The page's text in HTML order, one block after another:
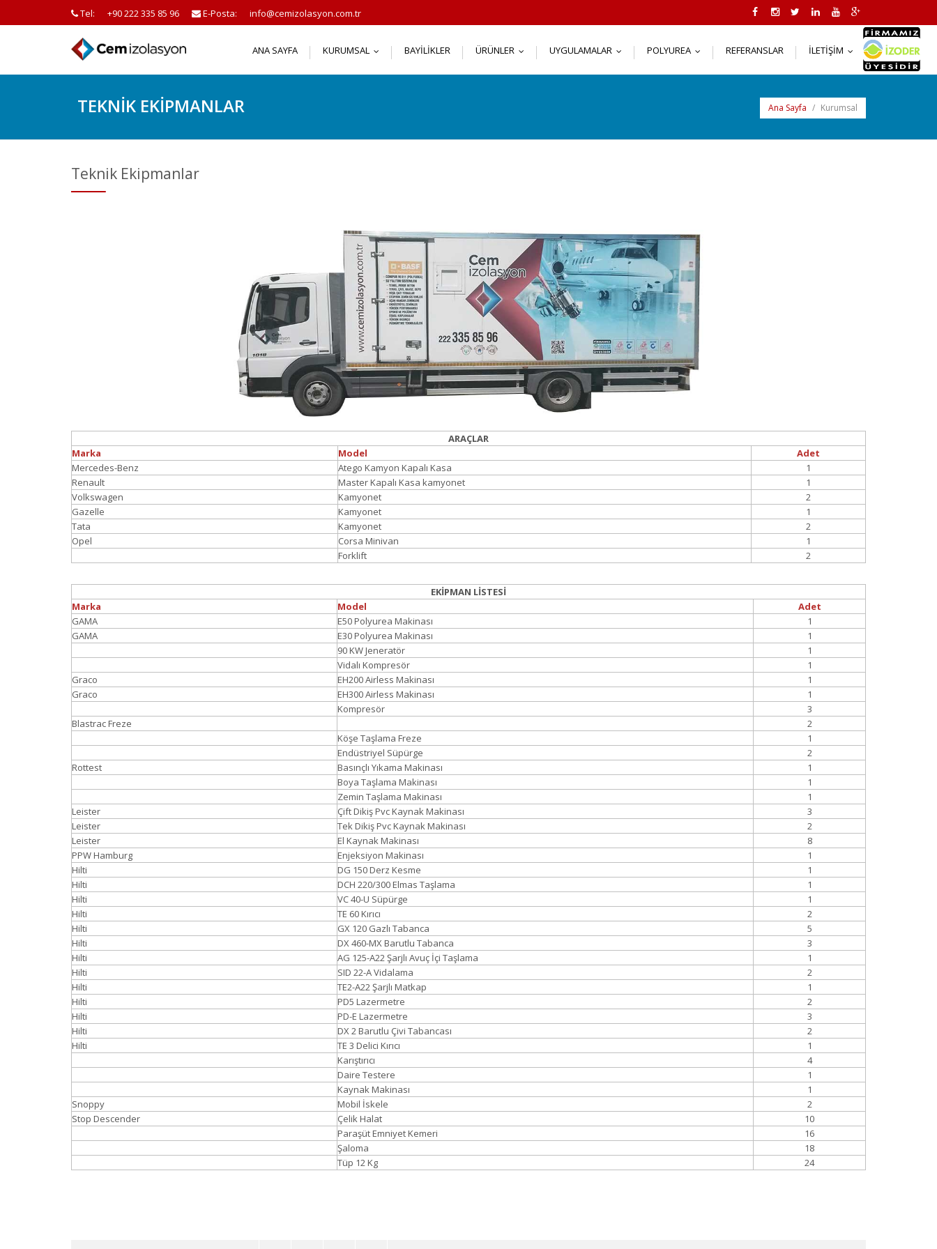
Tel: +90 222 335 85 96 E-Posta: info@cemizolasyon.com.tr
ANA SAYFA KURUMSAL BAYILIKLER ÜRÜNLER UYGULAMALAR POLYUREA REFERANSLAR İLETIŞIM
TEKNIK EKIPMANLAR Ana Sayfa / Kurumsal
Teknik Ekipmanlar
ARAÇLAR
Marka
Model
Adet
Mercedes-Benz
Atego Kamyon Kapalı Kasa
1
Renault
Master Kapalı Kasa kamyonet
1
Volkswagen
Kamyonet
2
Gazelle
Kamyonet
1
Tata
Kamyonet
2
Opel
Corsa Minivan
1
Forklift
2
EKİPMAN LİSTESİ
Marka
Model
Adet
GAMA
E50 Polyurea Makinası
1
GAMA
E30 Polyurea Makinası
1
90 KW Jeneratör
1
Vidalı Kompresör
1
Graco
EH200 Airless Makinası
1
Graco
EH300 Airless Makinası
1
Kompresör
3
Blastrac Freze
2
Köşe Taşlama Freze
1
Endüstriyel Süpürge
2
Rottest
Basınçlı Yıkama Makinası
1
Boya Taşlama Makinası
1
Zemin Taşlama Makinası
1
Leister
Çift Dikiş Pvc Kaynak Makinası
3
Leister
Tek Dikiş Pvc Kaynak Makinası
2
Leister
El Kaynak Makinası
8
PPW Hamburg
Enjeksiyon Makinası
1
Hilti
DG 150 Derz Kesme
1
Hilti
DCH 220/300 Elmas Taşlama
1
Hilti
VC 40-U Süpürge
1
Hilti
TE 60 Kırıcı
2
Hilti
GX 120 Gazlı Tabanca
5
Hilti
DX 460-MX Barutlu Tabanca
3
Hilti
AG 125-A22 Şarjlı Avuç İçi Taşlama
1
Hilti
SID 22-A Vidalama
2
Hilti
TE2-A22 Şarjlı Matkap
1
Hilti
PD5 Lazermetre
2
Hilti
PD-E Lazermetre
3
Hilti
DX 2 Barutlu Çivi Tabancası
2
Hilti
TE 3 Delici Kırıcı
1
Karıştırıcı
4
Daire Testere
1
Kaynak Makinası
1
Snoppy
Mobil İskele
2
Stop Descender
Çelik Halat
10
Paraşüt Emniyet Kemeri
16
Şaloma
18
Tüp 12 Kg
24